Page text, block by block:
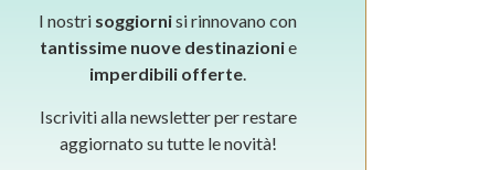
I nostri soggiornisi rinnovano con
tantissime nuove destinazionie
imperdibili offerte
Iscriviti alla newsletter per restare
aggiornato su tutte le novità!